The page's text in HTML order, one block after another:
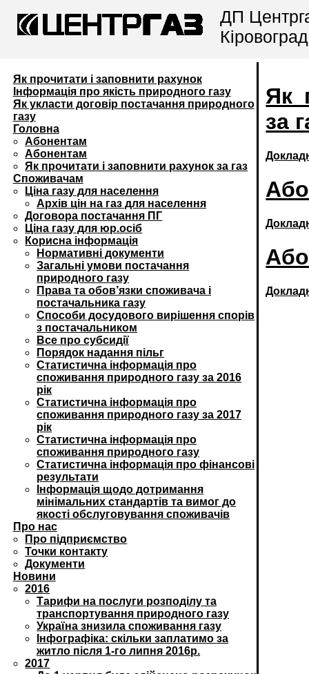
ДП
Як прочитати і заповнити рахунок
Інформація про якість природного газу
Як укласти договір постачання природного
газу
Головна
Абонентам
Абонентам
Як прочитати і заповнити рахунок за газ
Споживачам
Ціна газу для населення
Архів цін на газ для населення
Договора постачання ПГ
Ціна газу для юр.осіб
Корисна інформація
Нормативні документи
Загальні умови постачання
природного газу
Права та обов’язки споживача і
постачальника газу
Способи досудового вирішення спорів
з постачальником
Все про субсидії
Порядок надання пільг
Статистична інформація про
споживання природного газу за 2016
рік
Статистична інформація про
споживання природного газу за 2017
рік
Статистична інформація про
споживання природного газу
Статистична інформація про фінансові
результати
Інформація щодо дотримання
мінімальних стандартів та вимог до
якості обслуговування споживачів
Про нас
Про підприємство
Точки контакту
Документи
Новини
2016
Тарифи на послуги розподілу та
транспортування природного газу
Україна знизила споживання газу
Інфографіка: скільки заплатимо за
житло після 1-го липня 2016р.
2017
Як
за